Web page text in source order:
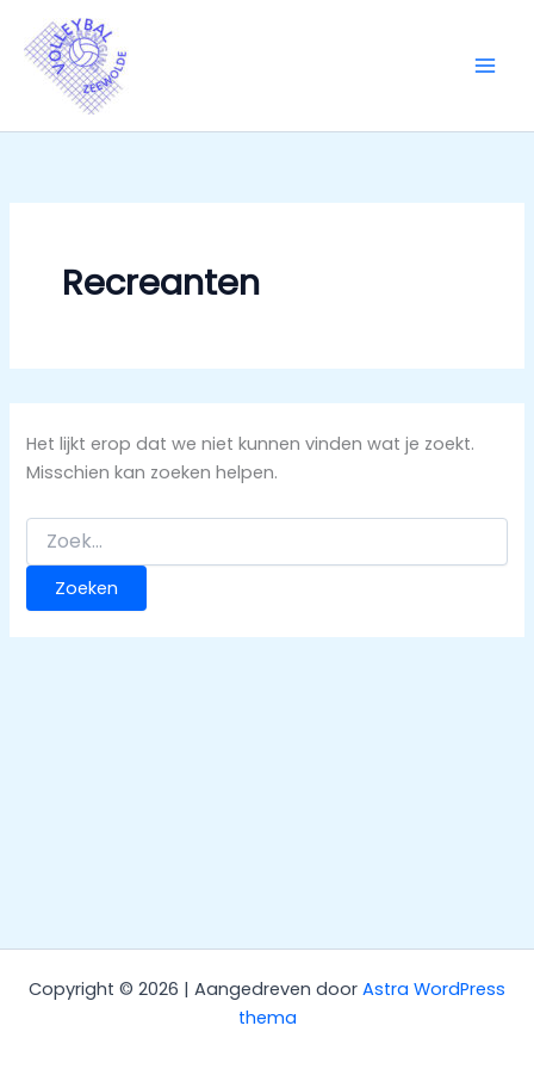
naar
Recreanten
Het lijkt erop dat we niet kunnen vinden wat je zoekt.
Misschien kan zoeken helpen.
Zoek
naar:
Copyright © 2026 | Aangedreven door Astra WordPress
thema